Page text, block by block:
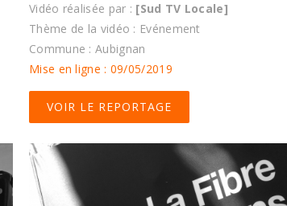
Vidéo réalisée par : [Sud TV Locale]
Thème de la vidéo : Evénement
Commune : Aubignan
Mise en ligne : 09/05/2019
VOIR LE REPORTAGE